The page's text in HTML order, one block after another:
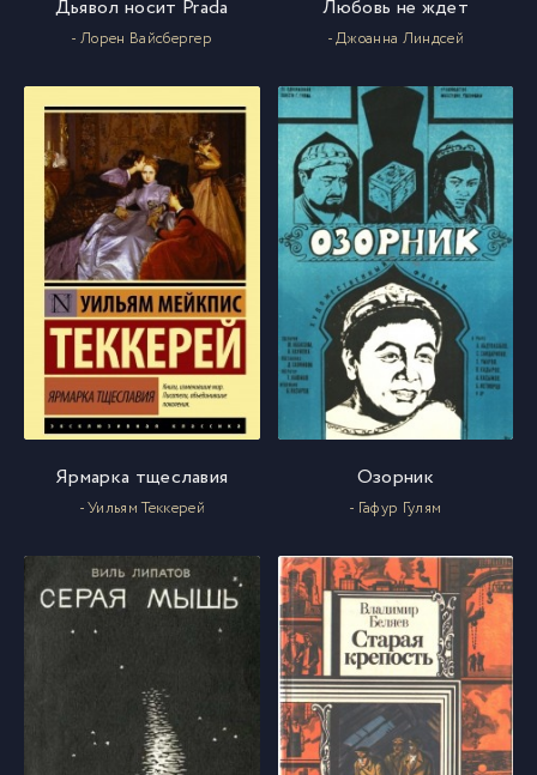
Дьявол носит Prada
- Лорен Вайсбергер
Любовь не ждет
- Джоанна Линдсей
Ярмарка тщеславия
- Уильям Теккерей
Озорник
- Гафур Гулям